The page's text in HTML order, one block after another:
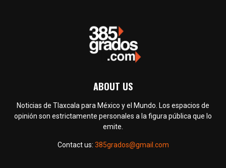
ABOUT US
Noticias de Tlaxcala para México y el Mundo. Los espacios de
opinión son estrictamente personales a la figura pública que lo
emite.
Contact us: 385grados@gmail.com